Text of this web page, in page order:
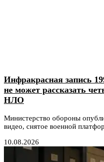
Инфракрасная запись
не может рассказать
НЛО
Министерство обороны
видео, снятое военной
10.08.2026